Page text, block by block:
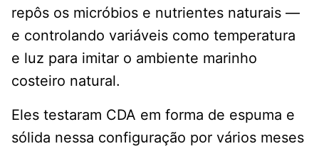
repôs os micróbios e nutrientes naturais —
e controlando variáveis ​​como temperatura
e luz para imitar o ambiente marinho
costeiro natural.
Eles testaram CDA em forma de espuma e
sólida nessa configuração por vários meses